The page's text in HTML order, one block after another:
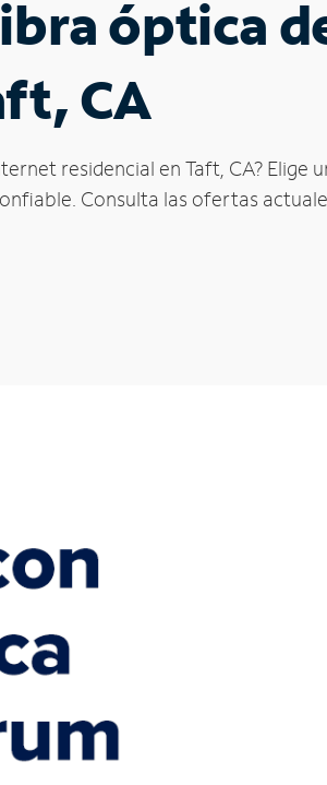
óptica
CA
residencial en Taft, CA?
Consulta las ofertas